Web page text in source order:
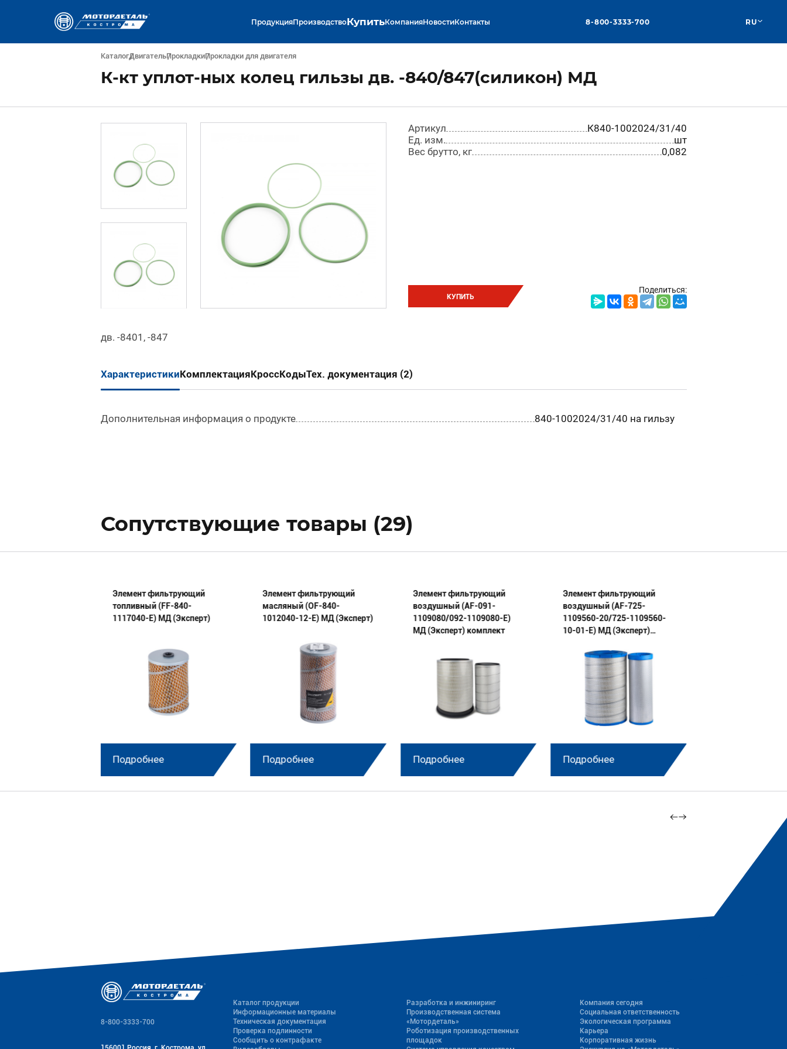
ПродукцияПроизводствоКупитьКомпанияНовостиКонтакты 8-800-3333-700 RU
КаталогДвигательПрокладкиПрокладки для двигателя
К-кт уплот-ных колец гильзы дв. -840/847(силикон) МД
Артикул
К840-1002024/31/40
Ед. изм.
шт
Вес брутто, кг
0,082
КУПИТЬ
Поделиться:
дв. -8401, -847
ХарактеристикиКомплектацияКроссКодыТех. документация (2)
Дополнительная информация о продукте 840-1002024/31/40 на гильзу
Сопутствующие товары (29)
Элемент фильтрующий
топливный (FF-840-
1117040-E) МД (Эксперт)
Подробнее
Элемент фильтрующий
масляный (OF-840-
1012040-12-E) МД (Эксперт)
Подробнее
Элемент фильтрующий
воздушный (AF-091-
1109080/092-1109080-E)
МД (Эксперт) комплект
Подробнее
Элемент фильтрующий
воздушный (AF-725-
1109560-20/725-1109560-
10-01-E) МД (Эксперт)
Подробнее
8-800-3333-700
Каталог продукции
Информационные материалы
Техническая документация
Проверка подлинности
Сообщить о контрафакте
Разработка и инжиниринг
Производственная система
«Mотордеталь»
Роботизация производственных
площадок
Компания сегодня
Социальная ответственность
Экологическая программа
Карьера
Корпоративная жизнь